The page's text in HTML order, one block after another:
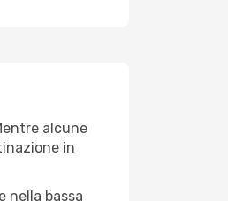
alcune
in
nella bassa